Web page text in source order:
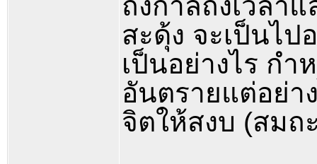
สะดุ้ง จะเป็นไป
เป็นอย่างไร กำ
อันตรายแต่อย่า
จิตให้สงบ (สมถ